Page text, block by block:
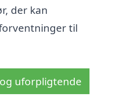
der kan
til
uforpligtende